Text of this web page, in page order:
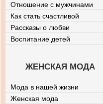
Отношение с мужчинами
Как стать счастливой
Рассказы о любви
Воспитание детей
ЖЕНСКАЯ МОДА
Мода в нашей жизни
Женская мода